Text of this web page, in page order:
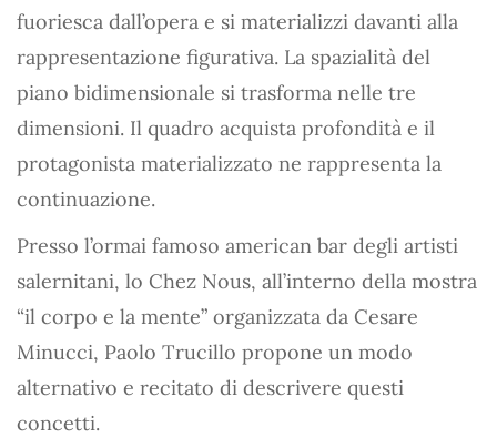
fuoriesca dall’opera e si materializzi davanti alla
rappresentazione figurativa. La spazialità del
piano bidimensionale si trasforma nelle tre
dimensioni. Il quadro acquista profondità e il
protagonista materializzato ne rappresenta la
continuazione.
Presso l’ormai famoso american bar degli artisti
salernitani, lo Chez Nous, all’interno della mostra
“il corpo e la mente” organizzata da Cesare
Minucci, Paolo Trucillo propone un modo
alternativo e recitato di descrivere questi
concetti.